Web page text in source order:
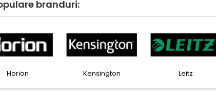
branduri:
Faber Castell Horion Kensington